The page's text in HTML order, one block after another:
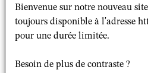
traditions de l’ancienne
chaque année, des prix,
provenant de dons ou de legs
Présentation
Bienvenue sur notre nouveau
toujours disponible à l'adresse
pour une durée limitée.
Besoin de plus de contraste ?